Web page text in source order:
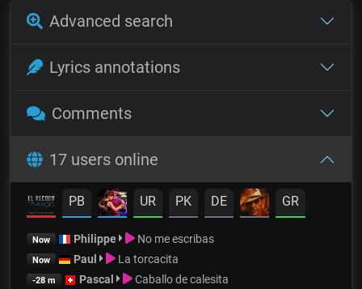
Advanced search
Lyrics annotations
Comments
17 users online
PB UR PK DE GR
Now Philippe No me escribas
Now Paul La torcacita
-28 m Pascal Caballo de calesita